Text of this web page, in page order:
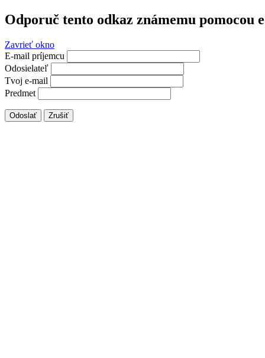
Odporuč tento odkaz známemu pomocou
Zavrieť okno
E-mail príjemcu
Odosielateľ
Tvoj e-mail
Predmet
Odoslať Zrušiť